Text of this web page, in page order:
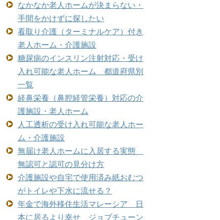
なかなか老人ホームが決まらない・
手間をかけずに探したい
看取り介護（ターミナルケア）付き
老人ホーム・介護施設
糖尿病のインスリン注射対応・受け
入れ可能な老人ホーム 都道府県別
一覧
経鼻栄養（鼻腔経管栄養）対応の介
護施設・老人ホーム
人工透析の受け入れ可能な老人ホー
ム・介護施設
無届け老人ホームに入居する実態
無認可と認可の見分け方
介護施設や自宅で使用済み紙おむつ
がトイレや下水に流せる？
年金で海外移住生活マレーシア 日
本に居るより幸せ ジョブチューン